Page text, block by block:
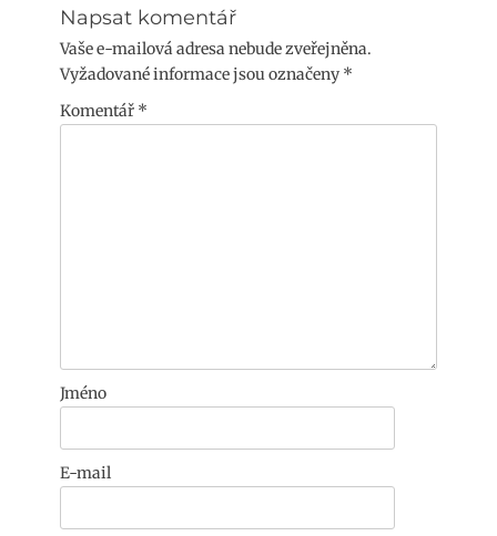
Napsat komentář
Vaše e-mailová adresa nebude zveřejněna.
Vyžadované informace jsou označeny *
Komentář *
Jméno
E-mail